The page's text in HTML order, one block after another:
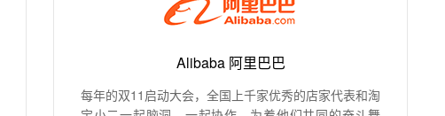
Alibaba 阿里巴巴
每年的双11启动大会，全国上千家优秀的店家代表和淘